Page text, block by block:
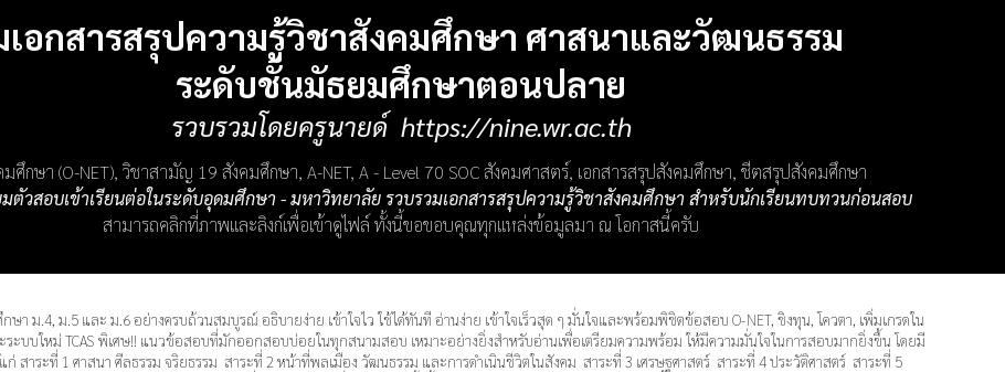
เอกสารสรุปความรู้วิชาสังคมศึกษา ศาสนาและวัฒนธรรม
ระดับชั้นมัธยมศึกษาตอนปลาย
รวบรวมโดยครูนายด์ https://nine.wr.ac.th
มศึกษา (O-NET), วิชาสามัญ 19 สังคมศึกษา, A-NET, A - Level 70 SOC สังคมศาสตร์, เอกสารสรุปสังคมศึกษา, ชีตสรุปสังคมศึกษา
มตัวสอบเข้าเรียนต่อในระดับอุดมศึกษา - มหาวิทยาลัย รวบรวมเอกสารสรุปความรู้วิชาสังคมศึกษา สำหรับนักเรียนทบทวนก่อนสอบ
สามารถคลิกที่ภาพและลิงก์เพื่อเข้าดูไฟล์ ทั้งนี้ขอขอบคุณทุกแหล่งข้อมูลมา ณ โอกาสนี้ครับ
ษา ม.4, ม.5 และ ม.6 อย่างครบถ้วนสมบูรณ์ อธิบายง่าย เข้าใจไว ใช้ได้ทันที อ่านง่าย เข้าใจเร็วสุด ๆ มั่นใจและพร้อมพิชิตข้อสอบ O-NET, ชิงทุน, โควตา, เพิ่มเกรดใน
ระบบใหม่ TCAS พิเศษ!! แนวข้อสอบที่มักออกสอบบ่อยในทุกสนามสอบ เหมาะอย่างยิ่งสำหรับอ่านเพื่อเตรียมความพร้อม ให้มีความมั่นใจในการสอบมากยิ่งขึ้น โดยมี
แก่ สาระที่ 1 ศาสนา ศีลธรรม จริยธรรม สาระที่ 2 หน้าที่พลเมือง วัฒนธรรม และการดำเนินชีวิตในสังคม สาระที่ 3 เศรษฐศาสตร์ สาระที่ 4 ประวัติศาสตร์ สาระที่ 5